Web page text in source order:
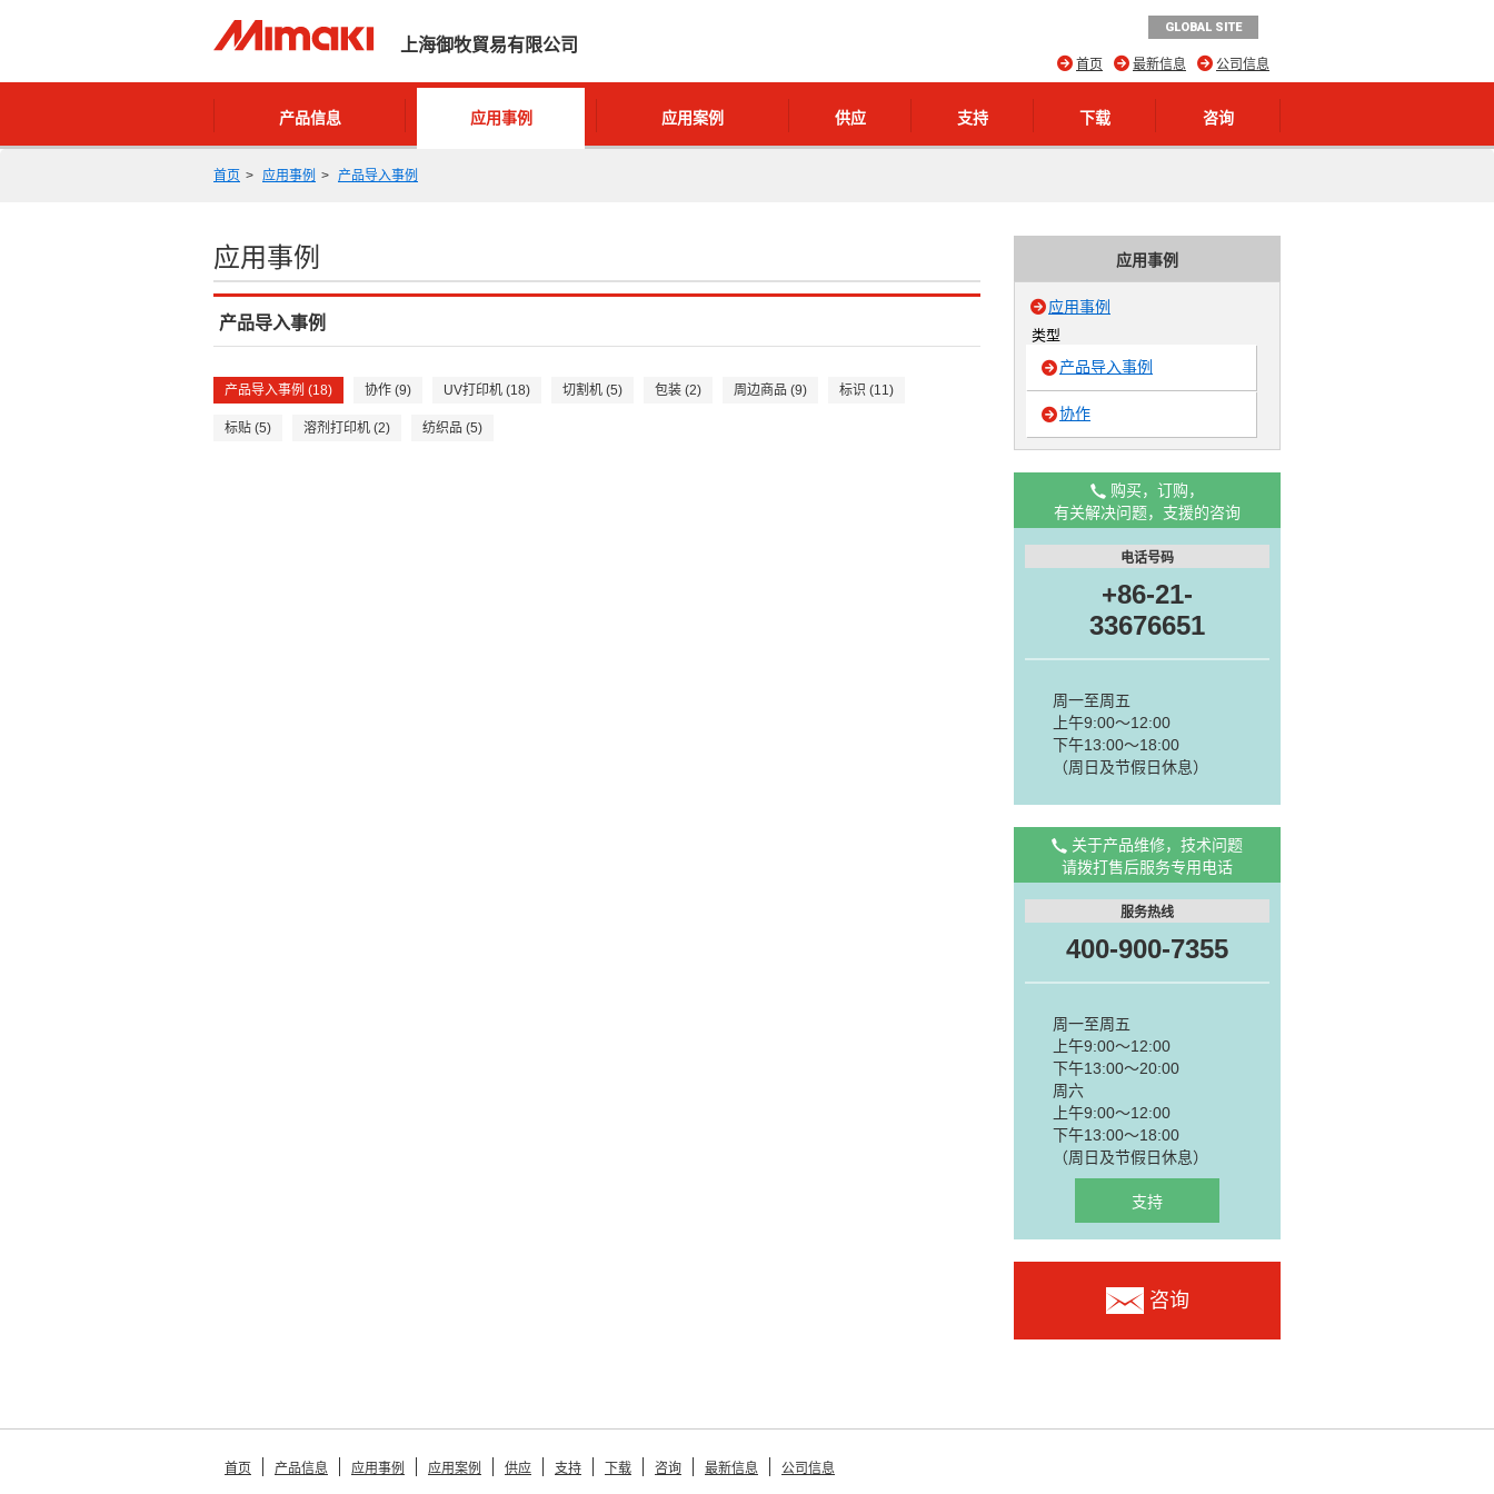
上海御牧貿易有限公司
GLOBAL SITE
公司信息
最新信息
首页
产品信息 应用事例 应用案例 供应 支持 下载 咨询
首页 应用事例 产品导入事例
应用事例
产品导入事例
产品导入事例 (18) 协作 (9) UV打印机 (18) 切割机 (5) 包装 (2) 周边商品 (9) 标识 (11)
标贴 (5) 溶剂打印机 (2) 纺织品 (5)
应用事例
应用事例
类型
产品导入事例
协作
购买，订购，
有关解决问题，支援的咨询
电话号码
+86-21-
33676651
周一至周五
上午9:00～12:00
下午13:00～18:00
（周日及节假日休息）
关于产品维修，技术问题
请拨打售后服务专用电话
服务热线
400-900-7355
周一至周五
上午9:00～12:00
下午13:00～20:00
周六
上午9:00～12:00
下午13:00～18:00
（周日及节假日休息）
支持
咨询
首页 产品信息 应用事例 应用案例 供应 支持 下载 咨询 最新信息 公司信息